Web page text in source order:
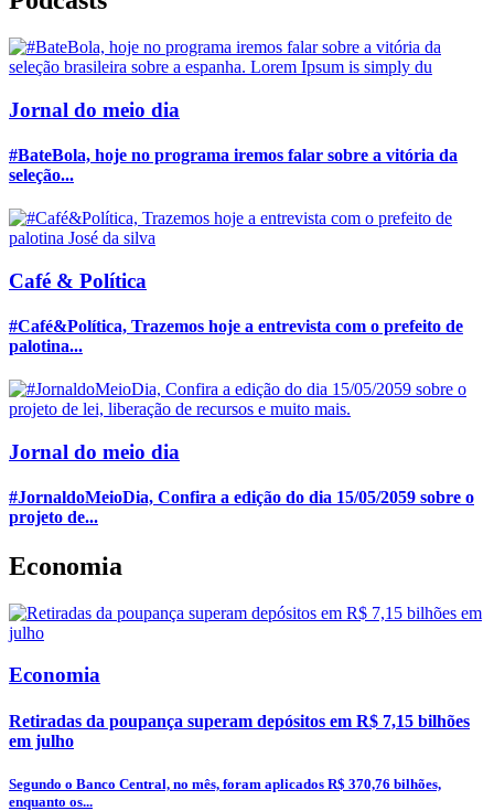
Jornal do meio dia
#BateBola, hoje no programa iremos falar sobre a vitória da
seleção...
Café & Política
#Café&Política, Trazemos hoje a entrevista com o prefeito de
palotina...
Jornal do meio dia
#JornaldoMeioDia, Confira a edição do dia 15/05/2059 sobre o
projeto de...
Economia
Economia
Retiradas da poupança superam depósitos em R$ 7,15 bilhões
em julho
Segundo o Banco Central, no mês, foram aplicados R$ 370,76 bilhões,
enquanto os...